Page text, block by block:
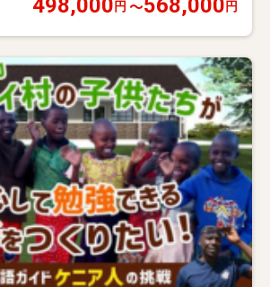
498,000 円 〜568,000 円